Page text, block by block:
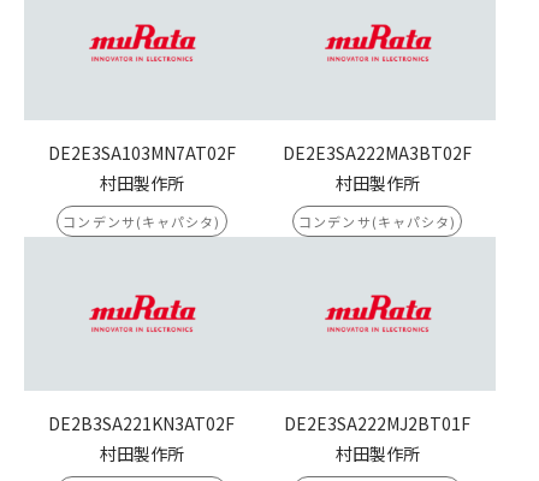
DE2E3SA103MN7AT02F
村田製作所
コンデンサ(キャパシタ)
DE2E3SA222MA3BT02F
村田製作所
コンデンサ(キャパシタ)
DE2B3SA221KN3AT02F
村田製作所
DE2E3SA222MJ2BT01F
村田製作所